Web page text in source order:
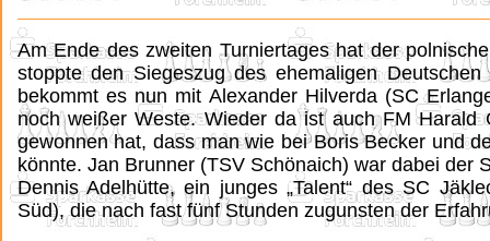
Am Ende des zweiten Turniertages hat der
stoppte den Siegeszug des ehemaligen
bekommt es nun mit Alexander Hilverda (SC
noch weißer Weste. Wieder da ist auch FM
gewonnen hat, dass man wie bei Boris Becker und
könnte. Jan Brunner (TSV Schönaich) war dabei der
Dennis Adelhütte, ein junges „Talent“ des SC
Süd), die nach fast fünf Stunden zugunsten der